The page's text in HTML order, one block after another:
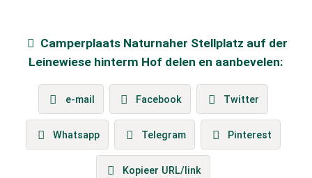
Camperplaats Naturnaher Stellplatz auf der
Leinewiese hinterm Hof delen en aanbevelen:
e-mail Facebook Twitter
Whatsapp Telegram Pinterest
Kopieer URL/link